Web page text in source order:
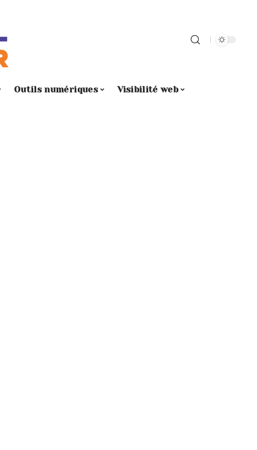
Outils numériques Visibilité web